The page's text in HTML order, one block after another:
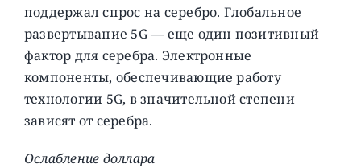
поддержал спрос на серебро. Глобальное
развертывание 5G — еще один позитивный
фактор для серебра. Электронные
компоненты, обеспечивающие работу
технологии 5G, в значительной степени
зависят от серебра.
Ослабление доллара